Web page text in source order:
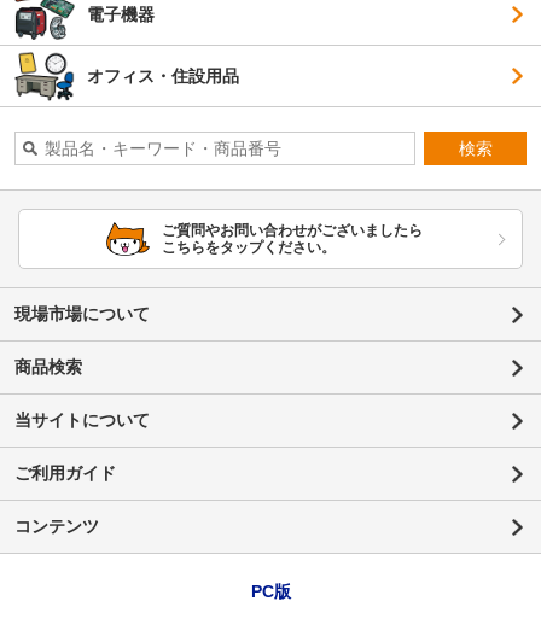
電子機器
オフィス・住設用品
検索
ご質問やお問い合わせがございましたら
こちらをタップください。
現場市場について
商品検索
当サイトについて
ご利用ガイド
コンテンツ
PC版